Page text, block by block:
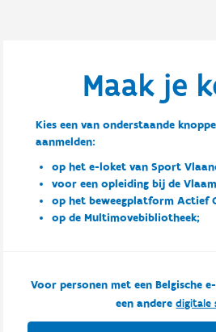
Maak je
Kies een van onderstaande
aanmelden:
op het e-loket van Sport
voor een opleiding bij de
op het beweegplatform Actief
op de Multimovebibliotheek;
Voor personen met een Belgische
een anderedigitale